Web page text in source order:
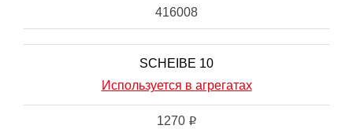
416008
SCHEIBE 10
Используется в агрегатах
1270 i